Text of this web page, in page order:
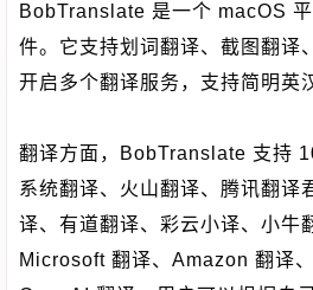
BobTranslate 是一个 macOS
件。它支持划词翻译、截图翻译
开启多个翻译服务，支持简明英
翻译方面，BobTranslate 支持
系统翻译、火山翻译、腾讯翻译
译、有道翻译、彩云小译、小牛
Microsoft 翻译、Amazon 翻译